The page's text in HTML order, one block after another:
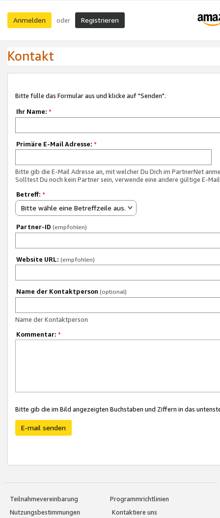
Anmelden oder Registrieren
Kontakt
Bitte fülle das Formular aus und klicke auf "Senden".
Ihr Name: *
Primäre E-Mail Adresse: *
Bitte gib die E-Mail Adresse an, mit welcher Du Dich im PartnerNet
Solltest Du noch kein Partner sein, verwende eine andere gültige E-
Betreff: *
Bitte wähle eine Betreffzeile aus.
Partner-ID (empfohlen)
Website URL: (empfohlen)
Name der Kontaktperson (optional)
Name der Kontaktperson
Kommentar: *
Bitte gib die im Bild angezeigten Buchstaben und Ziffern in das
E-mail senden
Teilnahmevereinbarung
Programmrichtlinien
Nutzungsbestimmungen
Kontaktiere uns